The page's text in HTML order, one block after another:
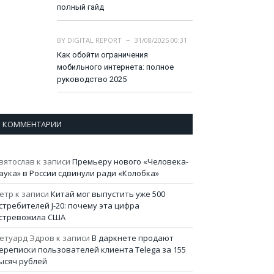
полный гайд
BY DIGITAL REPORT
31/08/2025 00:31
Как обойти ограничения
мобильного интернета: полное
руководство 2025
КОММЕНТАРИИ
к записи Премьеру нового «Человека-
в России сдвинули ради «Колобка»
к записи Китай мог выпустить уже 500
J-20: почему эта цифра
США
Эдров к записи В даркнете продают
пользователей клиента Telega за 155
рублей